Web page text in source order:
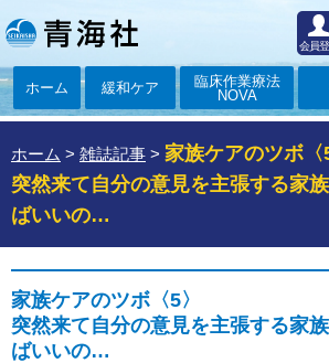
会員
ホーム 緩和ケア
臨床作業療法
NOVA
ホーム > 雑誌記事 > 家族ケアのツボ〈5
突然来て自分の意見を主張する家
ばいいの…
家族ケアのツボ〈5〉
突然来て自分の意見を主張する家
ばいいの…